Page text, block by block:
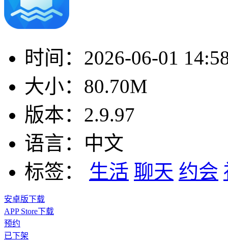
时间： 2026-06-01
大小： 80.70M
版本： 2.9.97
语言： 中文
标签：
生活 聊天 约会
安卓版下载
APP Store下载
预约
已下架